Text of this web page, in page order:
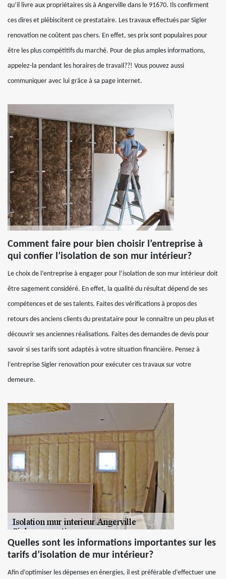
qu’il livre aux propriétaires sis à Angerville dans le 91670. Ils confirment
ces dires et plébiscitent ce prestataire. Les travaux effectués par Sigler
renovation ne coûtent pas chers. En effet, ses prix sont populaires pour
être les plus compétitifs du marché. Pour de plus amples informations,
appelez-la pendant les horaires de travail??! Vous pouvez aussi
communiquer avec lui grâce à sa page internet.
Comment faire pour bien choisir l’entreprise à
qui confier l’isolation de son mur intérieur?
Le choix de l’entreprise à engager pour l’isolation de son mur intérieur doit
être sagement considéré. En effet, la qualité du résultat dépend de ses
compétences et de ses talents. Faites des vérifications à propos des
retours des anciens clients du prestataire pour le connaitre un peu plus et
découvrir ses anciennes réalisations. Faites des demandes de devis pour
savoir si ses tarifs sont adaptés à votre situation financière. Pensez à
l’entreprise Sigler renovation pour exécuter ces travaux sur votre
demeure.
Quelles sont les informations importantes sur les
tarifs d’isolation de mur intérieur?
Afin d’optimiser les dépenses en énergies, il est préférable d’effectuer une